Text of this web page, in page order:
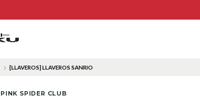
[LLAVEROS] LLAVEROS SANRIO
PINK SPIDER CLUB